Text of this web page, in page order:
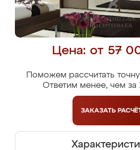
Цена: от 57
Поможем рассчитать
Ответим менее, чем за
ЗАКАЗАТЬ